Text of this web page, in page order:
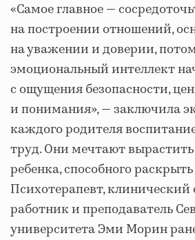
«Самое главное —
на построении отношений,
на уважении и доверии,
эмоциональный интеллект
с ощущения безопасности,
и понимания», — заключила
каждого родителя
труд. Они мечтают вырастить
ребенка, способного
Психотерапевт,
работник и преподаватель
университета Эми Морин